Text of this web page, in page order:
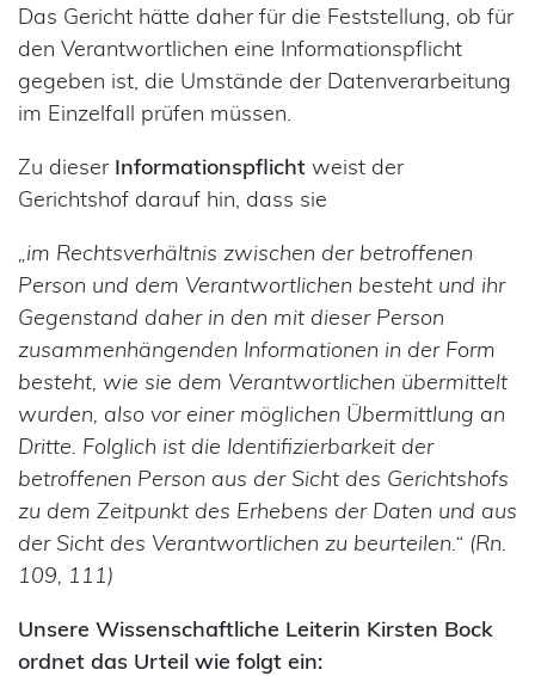
Das Gericht hätte daher für die Feststellung, ob für
den Verantwortlichen eine Informationspflicht
gegeben ist, die Umstände der Datenverarbeitung
im Einzelfall prüfen müssen.
Zu dieser Informationspflicht weist der
Gerichtshof darauf hin, dass sie
„im Rechtsverhältnis zwischen der betroffenen
Person und dem Verantwortlichen besteht und ihr
Gegenstand daher in den mit dieser Person
zusammenhängenden Informationen in der Form
besteht, wie sie dem Verantwortlichen übermittelt
wurden, also vor einer möglichen Übermittlung an
Dritte. Folglich ist die Identifizierbarkeit der
betroffenen Person aus der Sicht des Gerichtshofs
zu dem Zeitpunkt des Erhebens der Daten und aus
der Sicht des Verantwortlichen zu beurteilen.“ (Rn.
109, 111)
Unsere Wissenschaftliche Leiterin Kirsten Bock
ordnet das Urteil wie folgt ein: